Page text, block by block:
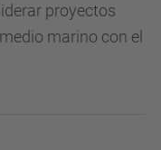
proyectos
marino con el